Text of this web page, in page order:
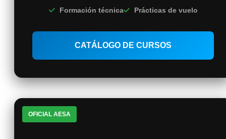
Formación técnica Prácticas de vuelo
CATÁLOGO DE CURSOS
OFICIAL AESA